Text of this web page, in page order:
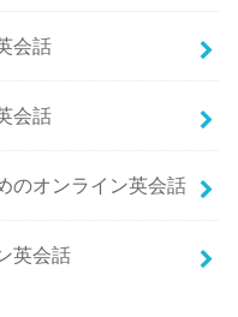
会話
会話
のオンライン英会話
英会話